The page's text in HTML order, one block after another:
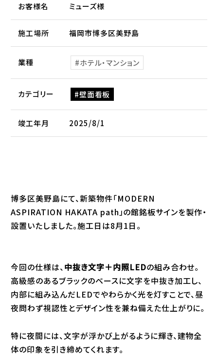
お客様名 ミューズ様
施工場所 福岡市博多区美野島
業種 ホテル・マンション
カテゴリー 壁面看板
竣工年月 2025/8/1
博多区美野島にて、新築物件「MODERN
ASPIRATION HAKATA path」の館銘板サインを製作・
設置いたしました。施工日は8月1日。
今回の仕様は、中抜き文字＋内照LEDの組み合わせ。
高級感のあるブラックのベースに文字を中抜き加工し、
内部に組み込んだLEDでやわらかく光を灯すことで、昼
夜問わず視認性とデザイン性を兼ね備えた仕上がりに。
特に夜間には、文字が浮かび上がるように輝き、建物全
体の印象を引き締めてくれます。